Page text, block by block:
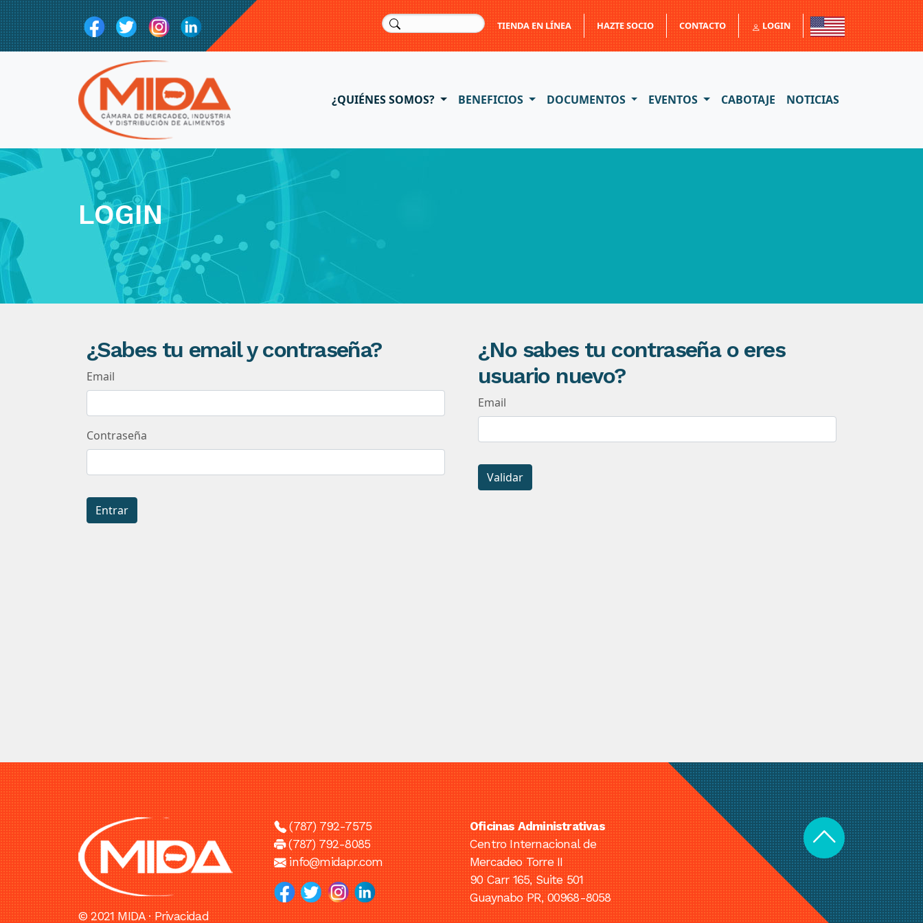
TIENDA EN LÍNEA HAZTE SOCIO CONTACTO LOGIN
¿QUIÉNES SOMOS? BENEFICIOS DOCUMENTOS EVENTOS CABOTAJE NOTICIAS
LOGIN
¿Sabes tu email y contraseña?
Email
Contraseña
Entrar
¿No sabes tu contraseña o eres
usuario nuevo?
Email
Validar
© 2021 MIDA ·Privacidad
(787) 792-7575
(787) 792-8085
info@midapr.com
Oficinas Administrativas
Centro Internacional de
Mercadeo Torre II
90 Carr 165, Suite 501
Guaynabo PR, 00968-8058